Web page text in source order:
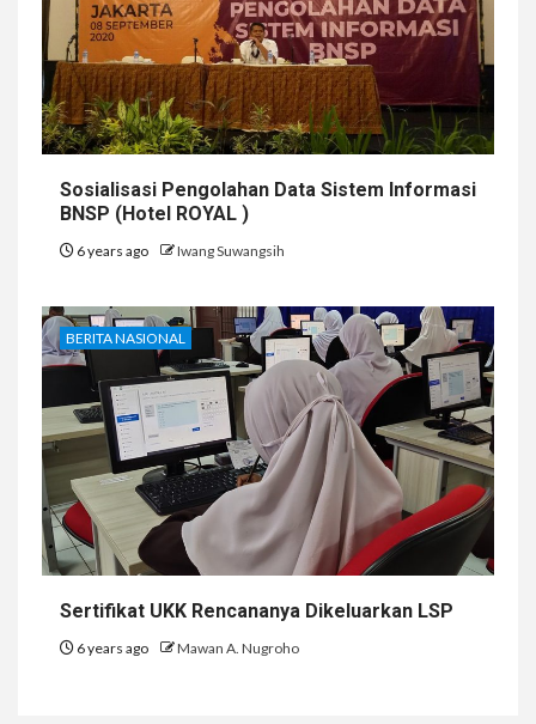
Sosialisasi Pengolahan Data Sistem Informasi
BNSP (Hotel ROYAL )
6 years ago Iwang Suwangsih
BERITA NASIONAL
Sertifikat UKK Rencananya Dikeluarkan LSP
6 years ago Mawan A. Nugroho